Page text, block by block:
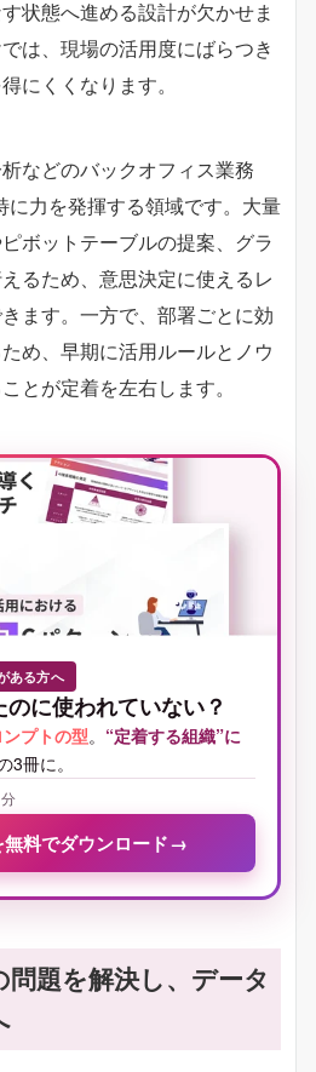
状態へ進める設計が欠かせま
は、現場の活用度にばらつき
にくくなります。
などのバックオフィス業務
力を発揮する領域です。大量
ボットテーブルの提案、グラ
るため、意思決定に使えるレ
ます。一方で、部署ごとに効
め、早期に活用ルールとノウ
とが定着を左右します。
ある方へ
に使われていない？
プトの型。 “定着する組織”に
3冊に。
料でダウンロード →
問題を解決し、データ